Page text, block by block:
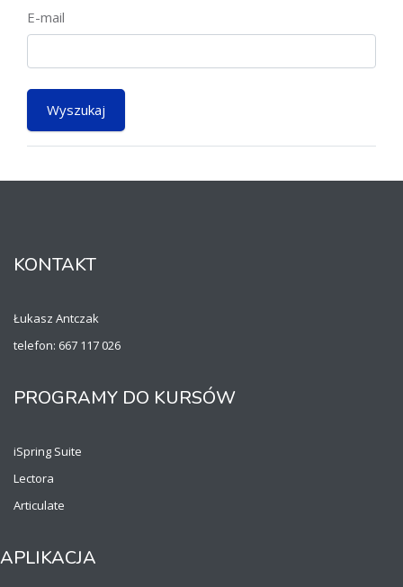
E-mail
KONTAKT
Łukasz Antczak
telefon: 667 117 026
PROGRAMY DO KURSÓW
iSpring Suite
Lectora
Articulate
APLIKACJA